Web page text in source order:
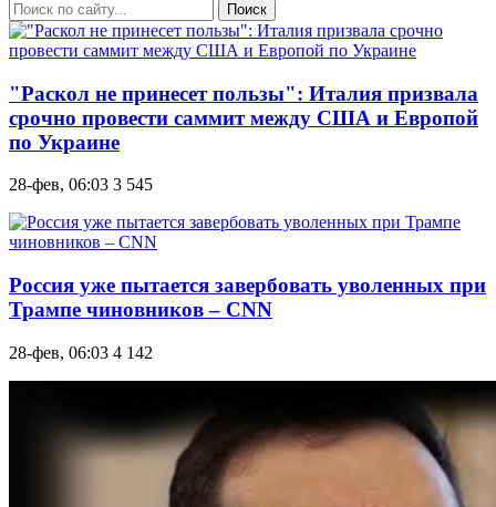
Поиск
"Раскол не принесет пользы": Италия призвала
срочно провести саммит между США и Европой
по Украине
28-фев, 06:03 3 545
Россия уже пытается завербовать уволенных при
Трампе чиновников – CNN
28-фев, 06:03 4 142